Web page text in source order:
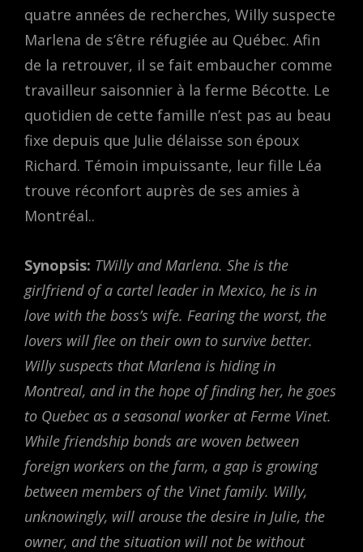
quatre années de recherches, Willy suspecte
Marlena de s’être réfugiée au Québec. Afin
de la retrouver, il se fait embaucher comme
travailleur saisonnier à la ferme Bécotte. Le
quotidien de cette famille n’est pas au beau
fixe depuis que Julie délaisse son époux
Richard. Témoin impuissante, leur fille Léa
trouve réconfort auprès de ses amies à
Montréal..
Synopsis: TWilly and Marlena. She is the
girlfriend of a cartel leader in Mexico, he is in
love with the boss’s wife. Fearing the worst, the
lovers will flee on their own to survive better.
Willy suspects that Marlena is hiding in
Montreal, and in the hope of finding her, he goes
to Quebec as a seasonal worker at Ferme Vinet.
While friendship bonds are woven between
foreign workers on the farm, a gap is growing
between members of the Vinet family. Willy,
unknowingly, will arouse the desire in Julie, the
owner, and the situation will not be without